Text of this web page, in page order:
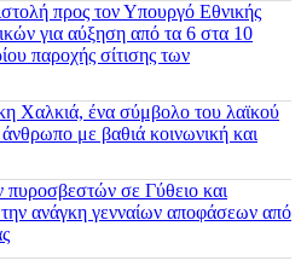
προς τον Υπουργό Εθνικής
για αύξηση από τα 6 στα 10
παροχής σίτισης των
Χαλκιά, ένα σύμβολο του λαϊκού
με βαθιά κοινωνική και
πυροσβεστών σε Γύθειο και
ανάγκη γενναίων αποφάσεων από